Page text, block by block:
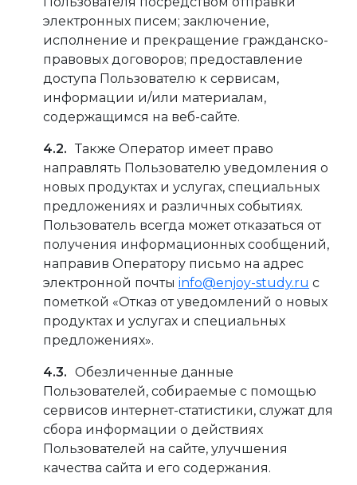
электронных писем; заключение,
исполнение и прекращение гражданско-
правовых договоров; предоставление
доступа Пользователю к сервисам,
информации и/или материалам,
содержащимся на веб-сайте.
Также Оператор имеет право
направлять Пользователю уведомления о
новых продуктах и услугах, специальных
предложениях и различных событиях.
Пользователь всегда может отказаться от
получения информационных сообщений,
направив Оператору письмо на адрес
электронной почты info@enjoy-study.ru с
пометкой «Отказ от уведомлений о новых
продуктах и услугах и специальных
предложениях».
Обезличенные данные
Пользователей, собираемые с помощью
сервисов интернет-статистики, служат для
сбора информации о действиях
Пользователей на сайте, улучшения
качества сайта и его содержания.